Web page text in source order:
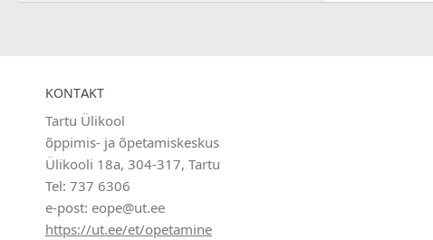
KONTAKT
Tartu Ülikool
õppimis- ja õpetamiskeskus
Ülikooli 18a, 304-317, Tartu
Tel: 737 6306
e-post: eope@ut.ee
https://ut.ee/et/opetamine